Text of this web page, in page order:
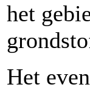
het
Het